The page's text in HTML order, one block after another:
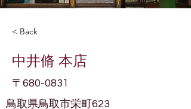
< Back
中井脩 本店
〒680-0831
鳥取県鳥取市栄町623